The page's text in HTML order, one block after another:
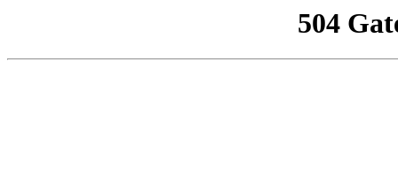
504